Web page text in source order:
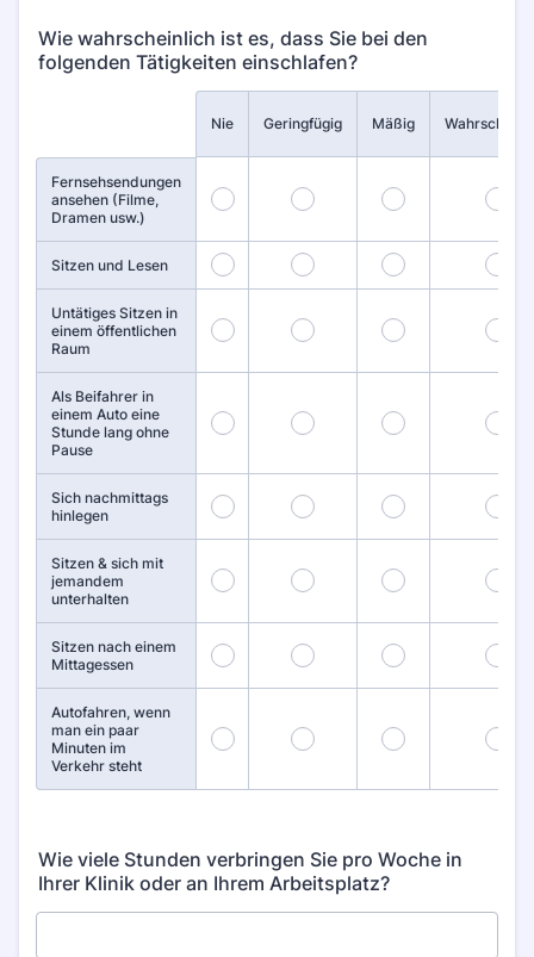
Wie wahrscheinlich ist es, dass Sie bei den
folgenden Tätigkeiten einschlafen?
Nie Geringfügig Mäßig
Fernsehsendungen
ansehen (Filme,
Dramen usw.)
1 2 3
Sitzen und Lesen 6 7 8
Untätiges Sitzen in
einem öffentlichen
Raum
11 12 13
Als Beifahrer in
einem Auto eine
Stunde lang ohne
Pause
16 17 18
Sich nachmittags
hinlegen
21 22 23
Sitzen & sich mit
jemandem
unterhalten
26 27 28
Sitzen nach einem
Mittagessen
31 32 33
Autofahren, wenn
man ein paar
Minuten im
Verkehr steht
36 37 38
Wie viele Stunden verbringen Sie pro Woche in
Ihrer Klinik oder an Ihrem Arbeitsplatz?